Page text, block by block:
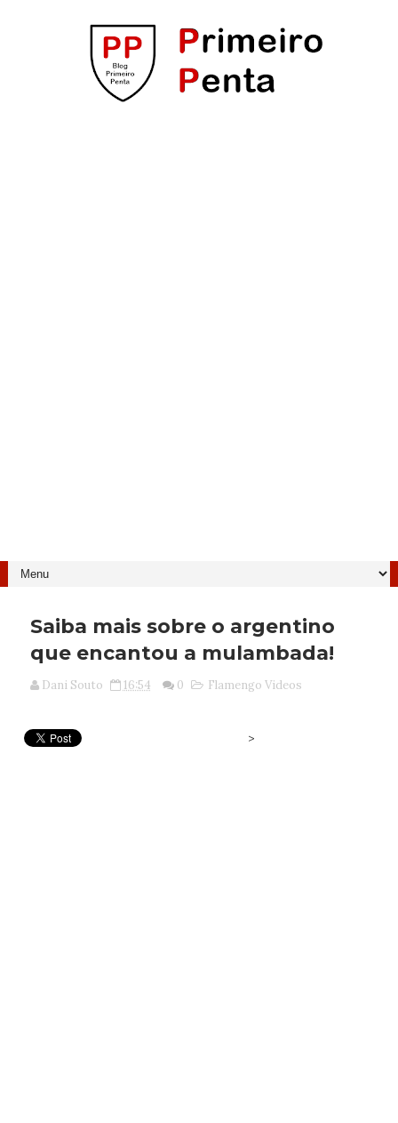
Saiba mais sobre o argentino
que encantou a mulambada!
Dani Souto 16:54 0 Flamengo Videos
>